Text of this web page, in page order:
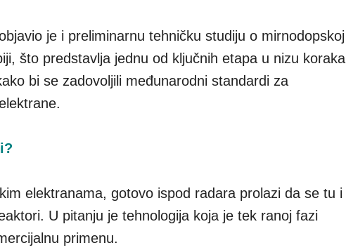
je i preliminarnu tehničku studiju o mirnodopskoj
što predstavlja jednu od ključnih etapa u nizu koraka
bi se zadovoljili međunarodni standardi za
elektranama, gotovo ispod radara prolazi da se tu i
U pitanju je tehnologija koja je tek ranoj fazi
primenu.